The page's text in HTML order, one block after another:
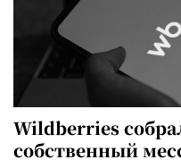
Wildberries
собственный